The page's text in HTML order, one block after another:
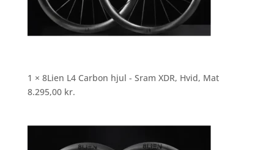
1 × 8Lien L4 Carbon hjul - Sram XDR, Hvid, Mat
8.295,00 kr.